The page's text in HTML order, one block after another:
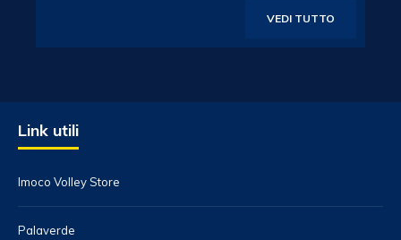
VEDI TUTTO
Link utili
Imoco Volley Store
Palaverde